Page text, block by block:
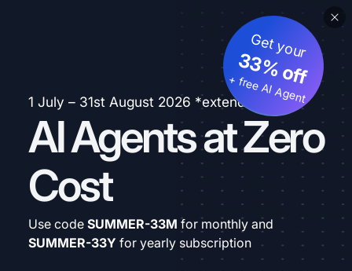
1 July – 31st August 2026 *extended
AI Agents at Zero
Cost
Get your
33% off
+ free AI Agent
Use code SUMMER-33M for monthly and
SUMMER-33Y for yearly subscription